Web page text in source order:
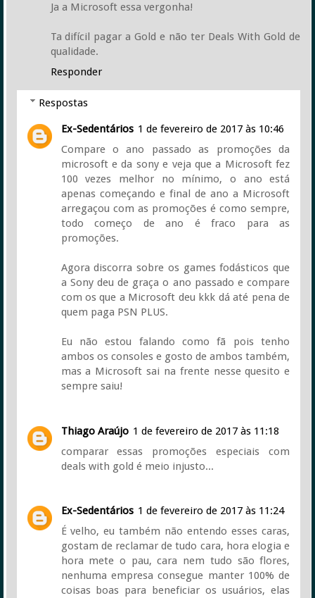
Ja a Microsoft essa vergonha!
Ta difícil pagar a Gold e não ter Deals With Gold de
qualidade.
Responder
Respostas
Ex-Sedentários 1 de fevereiro de 2017 às 10:46
Compare o ano passado as promoções da
microsoft e da sony e veja que a Microsoft fez
100 vezes melhor no mínimo, o ano está
apenas começando e final de ano a Microsoft
arregaçou com as promoções é como sempre,
todo começo de ano é fraco para as
promoções.
Agora discorra sobre os games fodásticos que
a Sony deu de graça o ano passado e compare
com os que a Microsoft deu kkk dá até pena de
quem paga PSN PLUS.
Eu não estou falando como fã pois tenho
ambos os consoles e gosto de ambos também,
mas a Microsoft sai na frente nesse quesito e
sempre saiu!
Thiago Araújo 1 de fevereiro de 2017 às 11:18
comparar essas promoções especiais com
deals with gold é meio injusto...
Ex-Sedentários 1 de fevereiro de 2017 às 11:24
É velho, eu também não entendo esses caras,
gostam de reclamar de tudo cara, hora elogia e
hora mete o pau, cara nem tudo são flores,
nenhuma empresa consegue manter 100% de
coisas boas para beneficiar os usuários, elas